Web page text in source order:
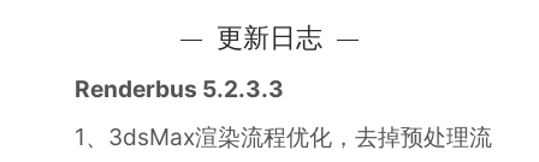
更新日志
Renderbus 5.2.3.3
1、3dsMax渲染流程优化，去掉预处理流